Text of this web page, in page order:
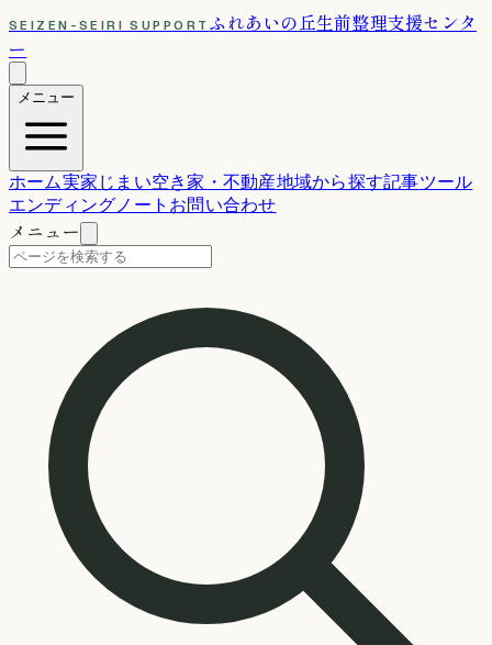
SEIZEN-SEIRI SUPPORT ふれあいの丘生前整理支援センタ
ー
メニュー
ホーム実家じまい空き家・不動産地域から探す記事ツール
エンディングノート お問い合わせ
メニュー